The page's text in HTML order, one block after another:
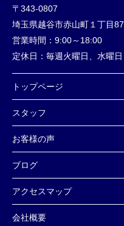
〒343-0807
埼玉県越谷市赤山町１丁目87
営業時間： 9:00～18:00
定休日： 毎週火曜日、水曜日
トップページ
スタッフ
お客様の声
ブログ
アクセスマップ
会社概要